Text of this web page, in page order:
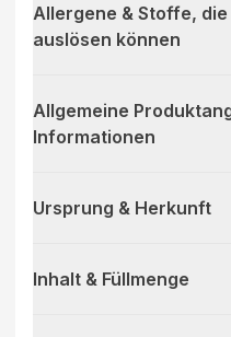
Allergene & Stoffe,
auslösen können
Allgemeine
Informationen
Ursprung & Herkunft
Inhalt & Füllmenge